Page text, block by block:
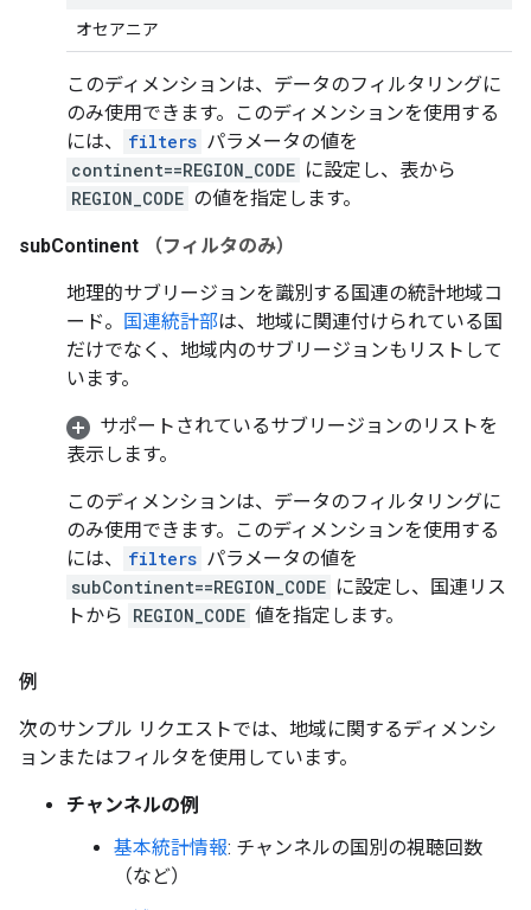
オセアニア
このディメンションは、データのフィルタリングに
のみ使用できます。このディメンションを使用する
には、
filters パラメータの値を
continent==REGION_CODE に設定し、表から
REGION_CODE の値を指定します。
subContinent （フィルタのみ）
地理的サブリージョンを識別する国連の統計地域コ
ード。
国連統計部は、地域に関連付けられている国
だけでなく、地域内のサブリージョンもリストして
います。
サポートされているサブリージョンのリストを
表示します。
このディメンションは、データのフィルタリングに
のみ使用できます。このディメンションを使用する
には、
filters パラメータの値を
subContinent==REGION_CODE に設定し、国連リス
トから REGION_CODE 値を指定します。
例
次のサンプル リクエストでは、地域に関するディメンシ
ョンまたはフィルタを使用しています。
チャンネルの例
基本統計情報: チャンネルの国別の視聴回数
（など）